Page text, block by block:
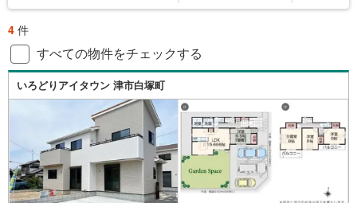
4 件
すべての物件をチェックする
いろどりアイタウン 津市白塚町